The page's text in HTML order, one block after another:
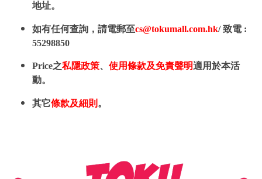
地址。
如有任何查詢，請電郵至cs@tokumall.com.hk/ 致電 :
55298850
Price之私隱政策、 使用條款及免責聲明適用於本活
動。
其它條款及細則 。